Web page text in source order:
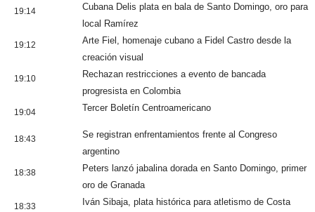
19:14
Cubana Delis plata en bala de Santo Domingo, oro para
local Ramírez
19:12
Arte Fiel, homenaje cubano a Fidel Castro desde la
creación visual
19:10
Rechazan restricciones a evento de bancada
progresista en Colombia
19:04 Tercer Boletín Centroamericano
18:43
Se registran enfrentamientos frente al Congreso
argentino
18:38
Peters lanzó jabalina dorada en Santo Domingo, primer
oro de Granada
18:33
Iván Sibaja, plata histórica para atletismo de Costa